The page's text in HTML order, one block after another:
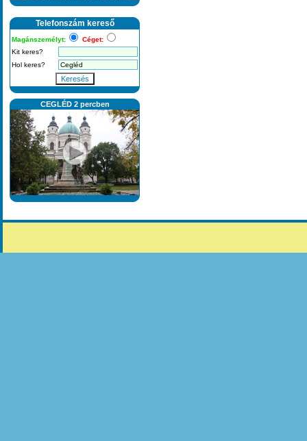
Telefonszám kereső
Magánszemélyt:
Céget:
Kit keres?
Hol keres?
Keresés
CEGLÉD 2 percben